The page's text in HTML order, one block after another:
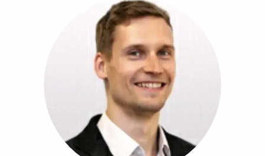
"Mit dem Wechsel zu InEvent haben wir
begonnen, unsere Tech Tuesdays mehr im
Broadcast-Look zu gestalten, und das hat es uns
ermöglicht, das Angebot für die Teilnehmer zu
erweitern, anstatt nur Folien und Webcams
einzusetzen. Wir sind jetzt in der Lage, Live-
Demonstrationen von grafischen
Benutzeroberflächen, dynamischen Panels und